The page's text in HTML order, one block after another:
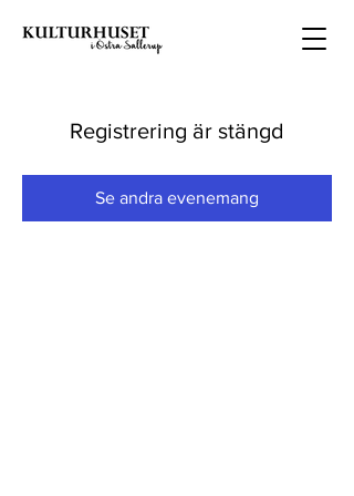
Registrering är stängd
Se andra evenemang